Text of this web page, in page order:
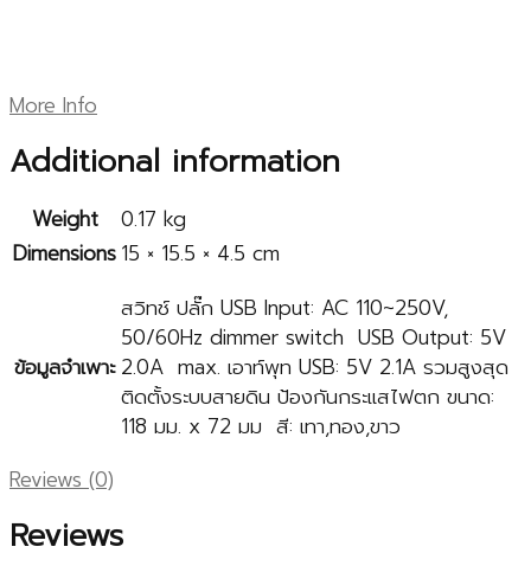
More Info
Additional information
Weight
0.17 kg
Dimensions15 × 15.5 × 4.5 cm
ข้อมูลจำเพาะ
สวิทช์ ปลั๊ก USB Input: AC 110~250V,
50/60Hz dimmer switch USB Output: 5V
2.0A max. เอาท์พุท USB: 5V 2.1A รวมสูงสุด
ติดตั้งระบบสายดิน ป้องกันกระแสไฟตก ขนาด:
118 มม. x 72 มม สี: เทา,ทอง,ขาว
Reviews (0)
Reviews